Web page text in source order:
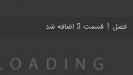
فصل 1 قسمت 3 اضافه شد